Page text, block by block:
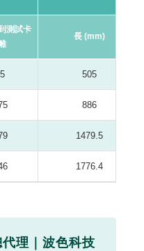
測試卡
長 (mm)
505
886
1479.5
1776.4
理｜波色科技